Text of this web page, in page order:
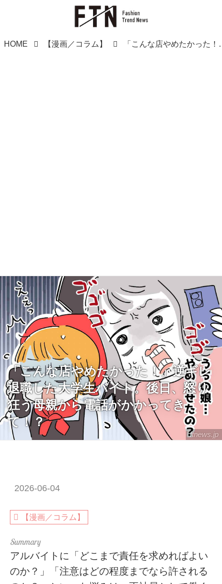
HOME 【漫画／コラム】 「こんな店やめたかっ
ftnews.jp
「こんな店やめたかった！」逆ギレ
退職した大学生バイト。後日、怒り
狂う母親から電話がかかってき
て！？
2026-06-04
【漫画／コラム】
アルバイトに「どこまで責任を求めればよい
のか？」「注意はどの程度までなら許される